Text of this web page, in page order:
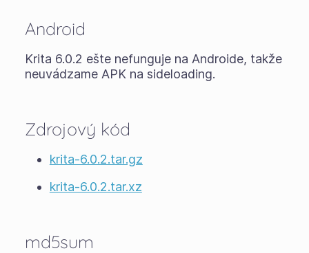
Android
Krita 6.0.2 ešte nefunguje na Androide, takže
neuvádzame APK na sideloading.
Zdrojový kód
krita-6.0.2.tar.gz
krita-6.0.2.tar.xz
md5sum